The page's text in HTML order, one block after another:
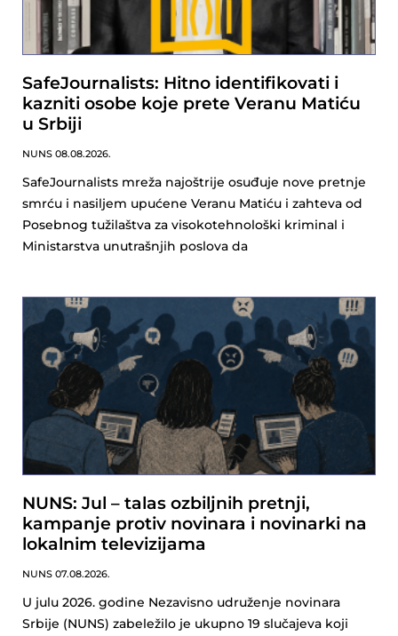
SafeJournalists: Hitno identifikovati i
kazniti osobe koje prete Veranu Matiću
u Srbiji
NUNS 08.08.2026.
SafeJournalists mreža najoštrije osuđuje nove pretnje
smrću i nasiljem upućene Veranu Matiću i zahteva od
Posebnog tužilaštva za visokotehnološki kriminal i
Ministarstva unutrašnjih poslova da
NUNS: Jul – talas ozbiljnih pretnji,
kampanje protiv novinara i novinarki na
lokalnim televizijama
NUNS 07.08.2026.
U julu 2026. godine Nezavisno udruženje novinara
Srbije (NUNS) zabeležilo je ukupno 19 slučajeva koji